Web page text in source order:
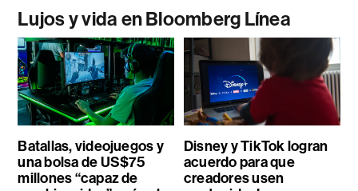
Lujos y vida en Bloomberg Línea
Batallas, videojuegos y
una bolsa de US$75
millones “capaz de
Disney y TikTok logran
acuerdo para que
creadores usen